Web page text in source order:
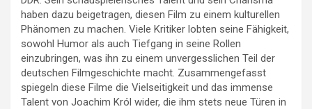
haben dazu beigetragen, diesen Film zu einem kulturellen
Phänomen zu machen. Viele Kritiker lobten seine Fähigkeit,
sowohl Humor als auch Tiefgang in seine Rollen
einzubringen, was ihn zu einem unvergesslichen Teil der
deutschen Filmgeschichte macht. Zusammengefasst
spiegeln diese Filme die Vielseitigkeit und das immense
Talent von Joachim Król wider, die ihm stets neue Türen in